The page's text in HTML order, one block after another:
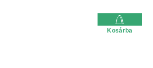
Kosárba